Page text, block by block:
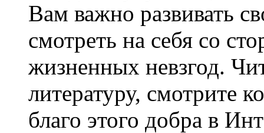
Вам важно развивать
смотреть на себя со
жизненных невзгод.
литературу, смотрите
благо этого добра в